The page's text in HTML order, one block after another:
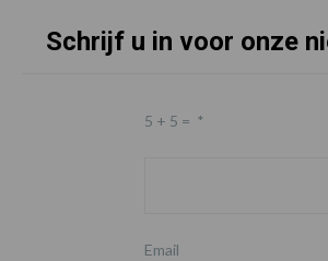
Schrijf u in voor onze
5 + 5 = *
Email